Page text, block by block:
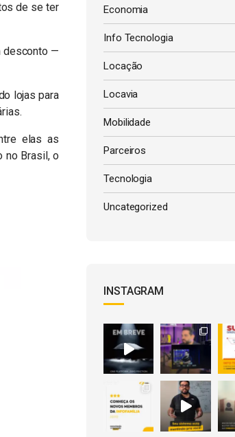
de se ter
desconto —
lojas para
elas as
no Brasil, o
Economia
Info Tecnologia
Locação
Locavia
Mobilidade
Parceiros
Tecnologia
Uncategorized
INSTAGRAM